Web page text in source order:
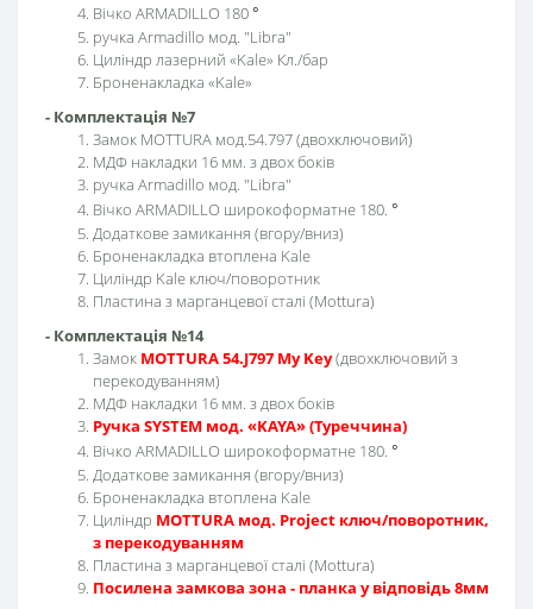
Вічко ARMADILLO 180 °
ручка Armadillo мод. "Libra"
Циліндр лазерний «Kale» Кл./бар
Броненакладка «Kale»
- Комплектація №7
Замок MOTTURA мод.54.797 (двохключовий)
МДФ накладки 16 мм. з двох боків
ручка Armadillo мод. "Libra"
Вічко ARMADILLO широкоформатне 180. °
Додаткове замикання (вгору/вниз)
Броненакладка втоплена Kale
Циліндр Kale ключ/поворотник
Пластина з марганцевої сталі (Mottura)
- Комплектація №14
Замок MOTTURA 54.J797 My Key(двохключовий з
перекодуванням)
МДФ накладки 16 мм. з двох боків
Ручка SYSTEM мод. «KAYA» (Туреччина)
Вічко ARMADILLO широкоформатне 180. °
Додаткове замикання (вгору/вниз)
Броненакладка втоплена Kale
Циліндр MOTTURA мод. Project ключ/поворотник,
з перекодуванням
Пластина з марганцевої сталі (Mottura)
Посилена замкова зона - планка у відповідь 8мм